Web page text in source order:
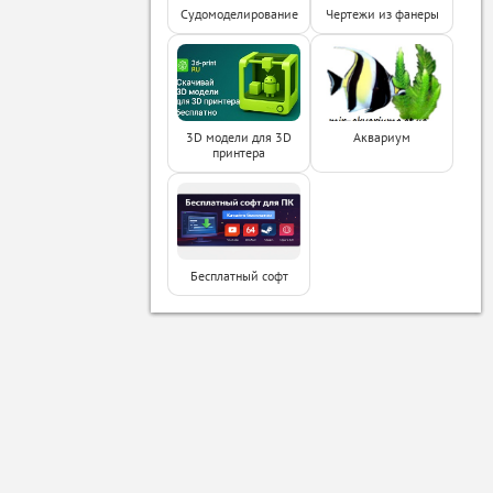
Судомоделирование Чертежи из фанеры
3D модели для 3D
принтера
Аквариум
Бесплатный софт